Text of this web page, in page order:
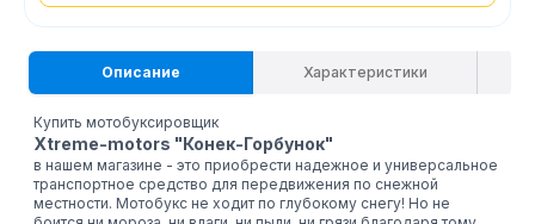
Описание Характеристики
Купить мотобуксировщик
Xtreme-motors "Конек-Горбунок"
в нашем магазине - это приобрести надежное и универсальное
транспортное средство для передвижения по снежной
местности. Мотобукс не ходит по глубокому снегу! Но не